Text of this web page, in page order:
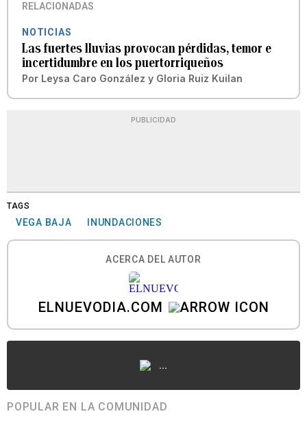
RELACIONADAS
NOTICIAS
Las fuertes lluvias provocan pérdidas, temor e
incertidumbre en los puertorriqueños
Por Leysa Caro González y Gloria Ruiz Kuilan
PUBLICIDAD
TAGS
VEGA BAJA INUNDACIONES
ACERCA DEL AUTOR
ELNUEVODIA.COM
...
POPULAR EN LA COMUNIDAD